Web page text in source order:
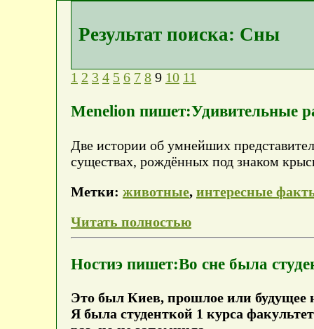
Результат поиска: Сны
1 2 3 4 5 6 7 8 9 10 11
Menelion пишет:Удивительные
Две истории об умнейших
существах, рождённых под знаком
Метки: животные, интересные
Читать полностью
Ностиэ пишет:Во сне была
Это был Киев, прошлое или будущее
Я была студенткой 1 курса